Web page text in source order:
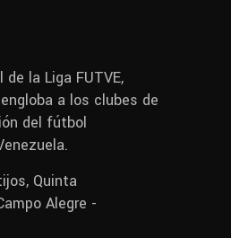
la Liga FUTVE,
a los clubes de
del fútbol
Quinta
Alegre -